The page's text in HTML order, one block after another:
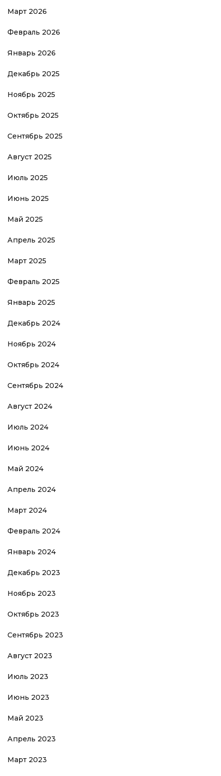
Март 2026
Февраль 2026
Январь 2026
Декабрь 2025
Ноябрь 2025
Октябрь 2025
Сентябрь 2025
Август 2025
Июль 2025
Июнь 2025
Май 2025
Апрель 2025
Март 2025
Февраль 2025
Январь 2025
Декабрь 2024
Ноябрь 2024
Октябрь 2024
Сентябрь 2024
Август 2024
Июль 2024
Июнь 2024
Май 2024
Апрель 2024
Март 2024
Февраль 2024
Январь 2024
Декабрь 2023
Ноябрь 2023
Октябрь 2023
Сентябрь 2023
Август 2023
Июль 2023
Июнь 2023
Май 2023
Апрель 2023
Март 2023